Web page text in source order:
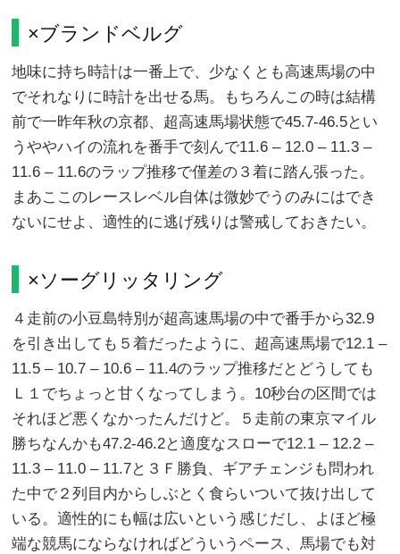
×ブランドベルグ
地味に持ち時計は一番上で、少なくとも高速馬場の中
でそれなりに時計を出せる馬。もちろんこの時は結構
前で一昨年秋の京都、超高速馬場状態で45.7-46.5とい
うややハイの流れを番手で刻んで11.6 – 12.0 – 11.3 –
11.6 – 11.6のラップ推移で僅差の３着に踏ん張った。
まあここのレースレベル自体は微妙でうのみにはでき
ないにせよ、適性的に逃げ残りは警戒しておきたい。
×ソーグリッタリング
４走前の小豆島特別が超高速馬場の中で番手から32.9
を引き出しても５着だったように、超高速馬場で12.1 –
11.5 – 10.7 – 10.6 – 11.4のラップ推移だとどうしても
Ｌ１でちょっと甘くなってしまう。10秒台の区間では
それほど悪くなかったんだけど。５走前の東京マイル
勝ちなんかも47.2-46.2と適度なスローで12.1 – 12.2 –
11.3 – 11.0 – 11.7と３Ｆ勝負、ギアチェンジも問われ
た中で２列目内からしぶとく食らいついて抜け出して
いる。適性的にも幅は広いという感じだし、よほど極
端な競馬にならなければどういうペース、馬場でも対